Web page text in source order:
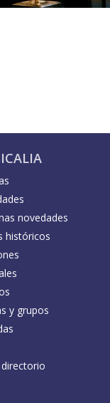
novedades
históricos
y grupos